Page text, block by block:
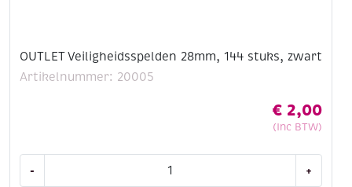
OUTLET Veiligheidsspelden 28mm, 144 stuks, zwart
Artikelnummer: 20005
€ 2,00
(Inc BTW)
- +